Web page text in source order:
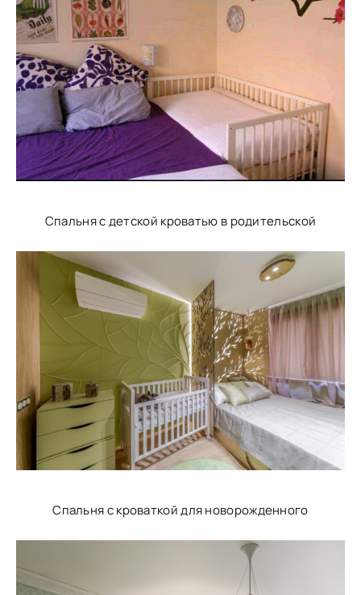
Спальня с детской кроватью в родительской
Спальня с кроваткой для новорожденного